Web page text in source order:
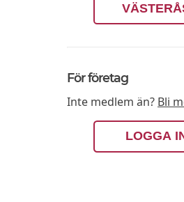
För företag
Inte medlem än? Bli
LOGGA